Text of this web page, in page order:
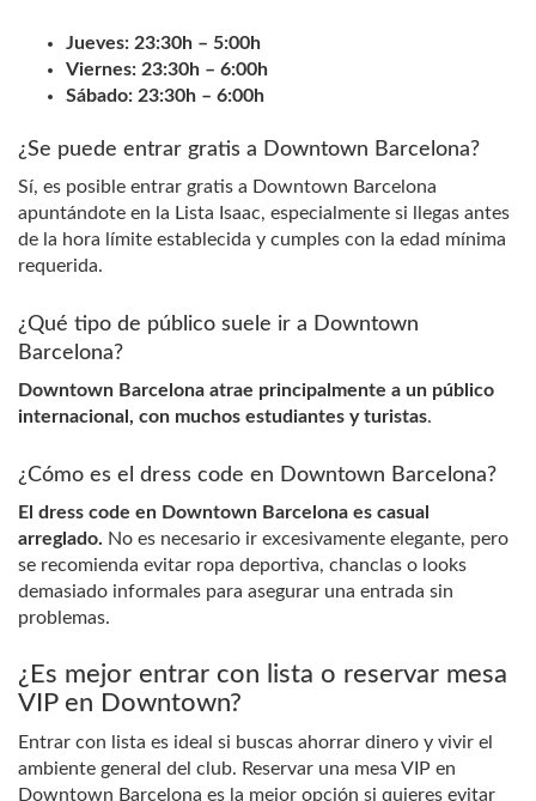
Jueves: 23:30h – 5:00h
Viernes: 23:30h – 6:00h
​​​​​​​Sábado: 23:30h – 6:00h
¿Se puede entrar gratis a Downtown Barcelona?
Sí, es posible entrar gratis a Downtown Barcelona
apuntándote en la Lista Isaac, especialmente si llegas antes
de la hora límite establecida y cumples con la edad mínima
requerida.
¿Qué tipo de público suele ir a Downtown
Barcelona?
Downtown Barcelona atrae principalmente a un público
internacional, con muchos estudiantes y turistas.
¿Cómo es el dress code en Downtown Barcelona?
El dress code en Downtown Barcelona es casual
arreglado. No es necesario ir excesivamente elegante, pero
se recomienda evitar ropa deportiva, chanclas o looks
demasiado informales para asegurar una entrada sin
problemas.
¿Es mejor entrar con lista o reservar mesa
VIP en Downtown?
Entrar con lista es ideal si buscas ahorrar dinero y vivir el
ambiente general del club. Reservar una mesa VIP en
Downtown Barcelona es la mejor opción si quieres evitar